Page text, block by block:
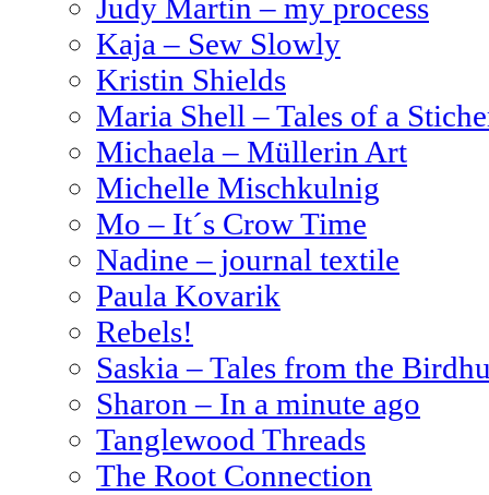
Judy Martin – my process
Kaja – Sew Slowly
Kristin Shields
Maria Shell – Tales of a
Michaela – Müllerin Art
Michelle Mischkulnig
Mo – It´s Crow Time
Nadine – journal textile
Paula Kovarik
Rebels!
Saskia – Tales from the
Sharon – In a minute ago
Tanglewood Threads
The Root Connection